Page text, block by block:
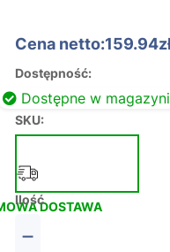
Cena
Dostępność:
Dostępne w
SKU:
DOSTAWA
Ilość
−